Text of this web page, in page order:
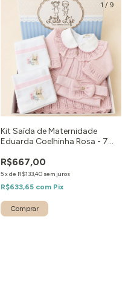
1 / 9
Kit Saída de Maternidade
Eduarda Coelhinha Rosa - 7
R$667,00
5xde R$133,40 sem juros
R$633,65 com Pix
Comprar